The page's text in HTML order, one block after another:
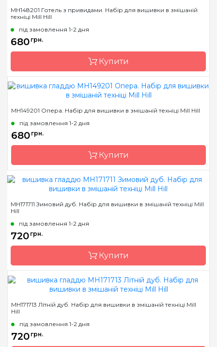
Країна виробник
Розмір
Канва
MH148201 Готель з привидами. Набір для вишивки в змішаній
техніці Mill Hill
під замовлення 1-2 дня
680 грн.
Купити
Розмір
Канва
Перфорований папір
MH149201 Опера. Набір для вишивки в змішаній техніці Mill Hill
під замовлення 1-2 дня
680 грн.
Купити
Країна виробник
Розмір
Канва
MH171711 Зимовий дуб. Набір для вишивки в змішаній техніці Mill
Hill
під замовлення 1-2 дня
720 грн.
Купити
Країна виробник
Розмір
Канва
MH171713 Літній дуб. Набір для вишивки в змішаній техніці Mill
Hill
під замовлення 1-2 дня
720 грн.